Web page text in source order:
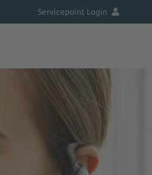
Servicepoint Login